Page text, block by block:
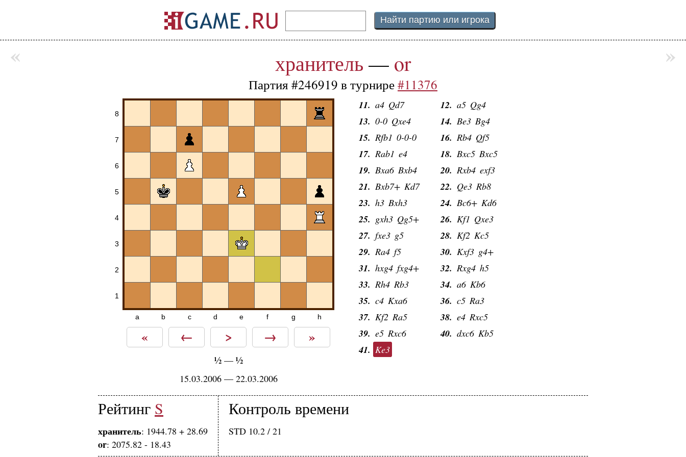
хранитель — or
Партия #246919 в турнире#11376
8
7
6
5
4
3
2
1
a b c d e f g h
« ← > → »
½— ½
15.03.2006 — 22.03.2006
Nf6 2. c4 g6
3. Nc3 d5 4. cxd5 Nxd5
7. Nd7
9. Bc4 Nc5
11. a4 Qd7 12. a5 Qg4
13. 0-0 Qxe4 14. Be3 Bg4
15. Rfb1 0-0-0 16. Rb4 Qf5
17. Rab1 e4 18. Bxc5 Bxc5
19. Bxa6 Bxb4 20. Rxb4 exf3
21. Bxb7+ Kd7 22. Qe3 Rb8
23. h3 Bxh3 24. Bc6+ Kd6
25. gxh3 Qg5+ 26. Kf1 Qxe3
27. fxe3 g5 28. Kf2 Kc5
29. Ra4 f5 30. Kxf3 g4+
31. hxg4 fxg4+ 32. Rxg4 h5
33. Rh4 Rb3 34. a6 Kb6
35. c4 Kxa6 36. c5 Ra3
37. Kf2 Ra5 38. e4 Rxc5
39. e5 Rxc6 40. dxc6 Kb5
41. Ke3
Рейтинг S
хранитель: 1944.78 + 28.69
or: 2075.82 - 18.43
Контроль времени
STD 10.2 / 21
« »